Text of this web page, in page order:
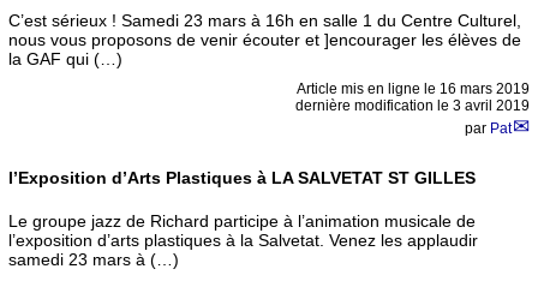
C’est sérieux ! Samedi 23 mars à 16h en salle 1 du Centre Culturel,
nous vous proposons de venir écouter et ]encourager les élèves de
la GAF qui (…)
Article mis en ligne le 16 mars 2019
dernière modification le 3 avril 2019
par Pat
l’Exposition d’Arts Plastiques à LA SALVETAT ST GILLES
Le groupe jazz de Richard participe à l’animation musicale de
l’exposition d’arts plastiques à la Salvetat. Venez les applaudir
samedi 23 mars à (…)